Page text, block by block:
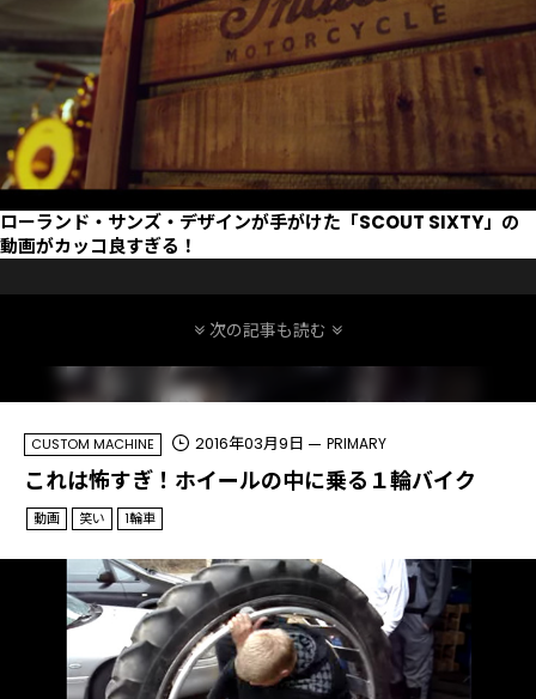
ローランド・サンズ・デザインが手がけた「SCOUT SIXTY」の
動画がカッコ良すぎる！
次の記事も読む
CUSTOM MACHINE 2016年03月9日 PRIMARY
これは怖すぎ！ホイールの中に乗る１輪バイク
動画 笑い 1輪車